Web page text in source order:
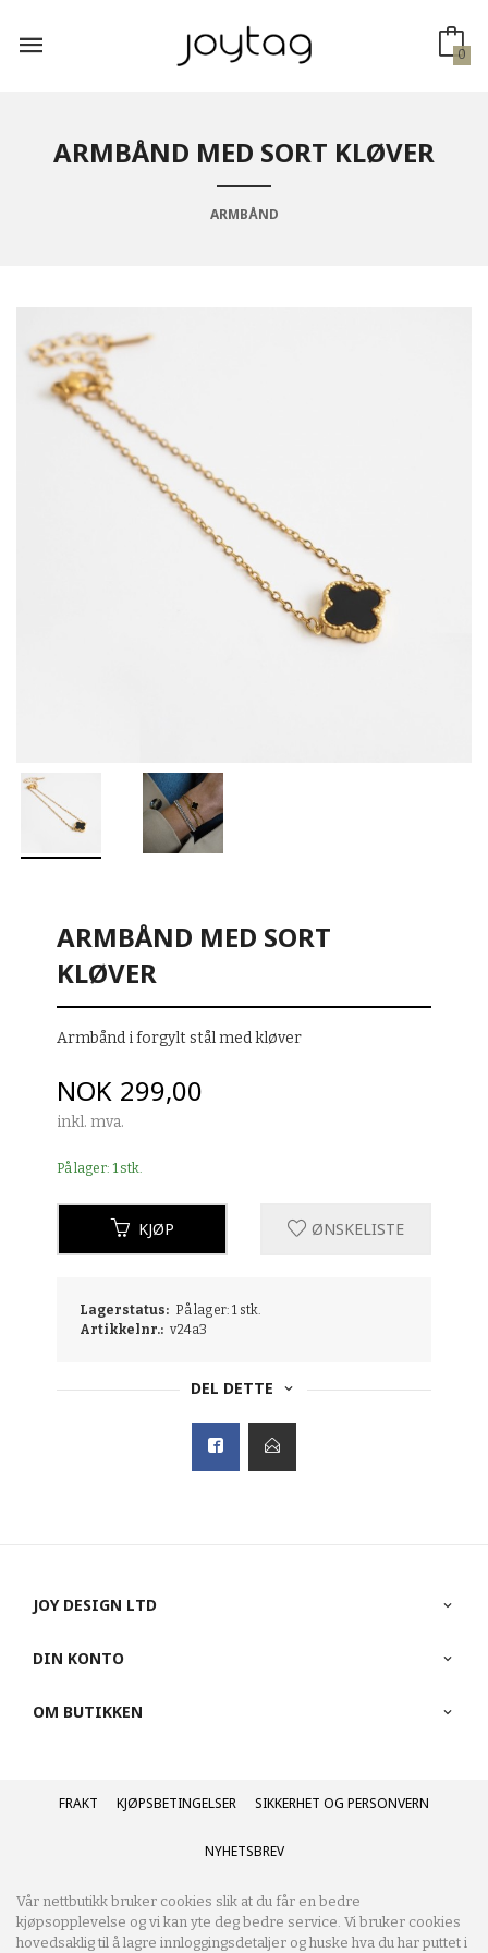
innholdet
0
ARMBÅND MED SORT KLØVER
ARMBÅND
ARMBÅND MED SORT
KLØVER
Armbånd i forgylt stål med kløver
Pris
NOK 299,00
inkl. mva.
På lager: 1 stk.
KJØP ØNSKELISTE
Lagerstatus: På lager: 1 stk.
Artikkelnr.: v24a3
DEL DETTE
JOY DESIGN LTD
DIN KONTO
OM BUTIKKEN
FRAKT KJØPSBETINGELSER SIKKERHET OG PERSONVERN
NYHETSBREV
Vår nettbutikk bruker cookies slik at du får en bedre
kjøpsopplevelse og vi kan yte deg bedre service. Vi bruker cookies
hovedsaklig til å lagre innloggingsdetaljer og huske hva du har puttet i